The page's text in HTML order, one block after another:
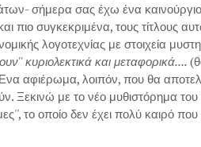
σήμερα σας έχω ένα
πιο συγκεκριμένα, τους τίτλους
λογοτεχνίας με στοιχεία
κυριολεκτικά και μεταφορικά....
αφιέρωμα, λοιπόν, που θα
Ξεκινώ με το νέο μυθιστόρημα
το οποίο δεν έχει πολύ καιρό